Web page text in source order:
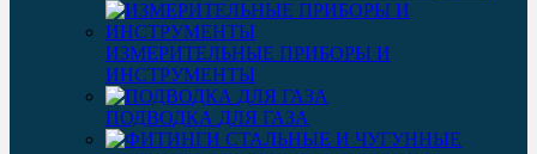
ИЗМЕРИТЕЛЬНЫЕ ПРИБОРЫ И
ИНСТРУМЕНТЫ
ПОДВОДКА ДЛЯ ГАЗА